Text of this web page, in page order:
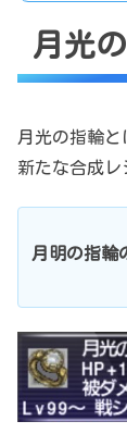
月光
月光の指輪と
新たな合成レ
月明の指輪